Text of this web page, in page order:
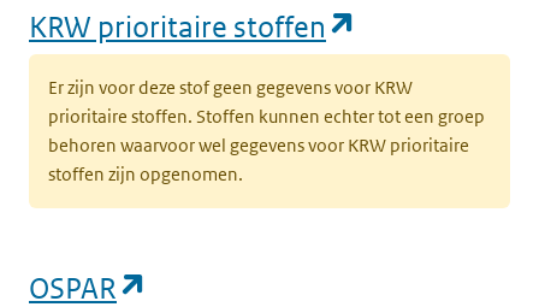
KRW prioritaire stoffen
Er zijn voor deze stof geen gegevens voor KRW
prioritaire stoffen. Stoffen kunnen echter tot een groep
behoren waarvoor wel gegevens voor KRW prioritaire
stoffen zijn opgenomen.
OSPAR